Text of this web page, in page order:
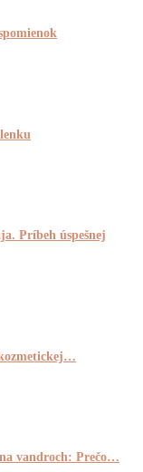
Príbeh úspešnej
vandroch: Prečo…